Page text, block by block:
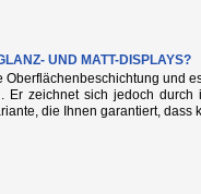
UND MATT-DISPLAYS?
und
Er zeichnet sich jedoch
die Ihnen garantiert,